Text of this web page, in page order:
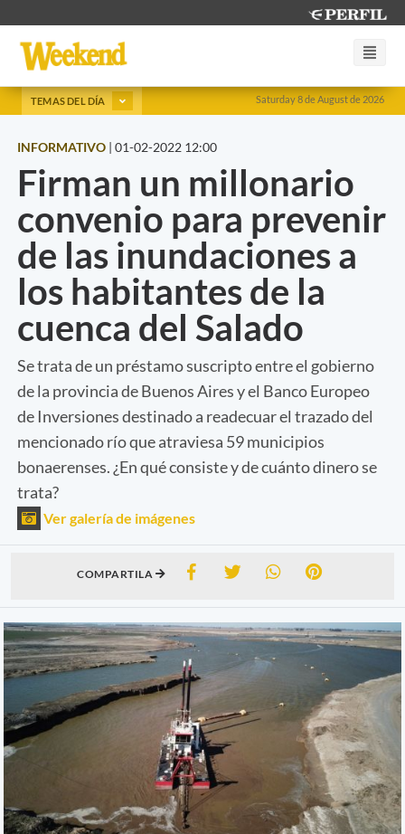
Saturday 8 de August de 2026
TEMAS DEL DÍA
INFORMATIVO | 01-02-2022 12:00
Firman un millonario
convenio para prevenir
de las inundaciones a
los habitantes de la
cuenca del Salado
Se trata de un préstamo suscripto entre el gobierno
de la provincia de Buenos Aires y el Banco Europeo
de Inversiones destinado a readecuar el trazado del
mencionado río que atraviesa 59 municipios
bonaerenses. ¿En qué consiste y de cuánto dinero se
trata?
Ver galería de imágenes
COMPARTILA